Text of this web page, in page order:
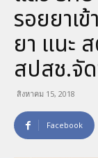
รอยยาเ
ยา แนะ
สปสช.จั
สิงหาคม 15, 2018
Facebook